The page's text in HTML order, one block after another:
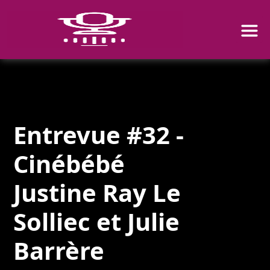
Entrevue #32 -
Cinébébé
Justine Ray Le
Solliec et Julie
Barrère